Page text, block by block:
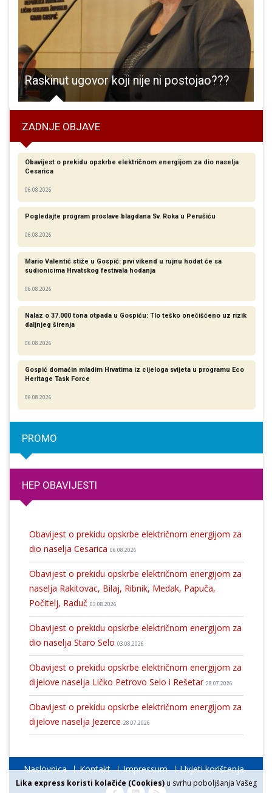
Lika express koristi kolačiće (Cookies)u svrhu poboljšanja Vašeg
Raskinut ugovor koji nije ni postojao???
ZADNJE OBJAVE
Obavijest o prekidu opskrbe električnom energijom za dio naselja
Cesarica
06.08.2026
Pogledajte program proslave blagdana Sv. Roka u Perušiću
06.08.2026
Mario Valentić stiže u Gospić: prvi vikend u rujnu hodat će sa
sudionicima Hrvatskog festivala hodanja
06.08.2026
Nalaz o 37.000 tona otpada u Gospiću: Tlo teško onečišćeno uz rizik
daljnjeg širenja
06.08.2026
Gospić domaćin mladim Hrvatima iz cijeloga svijeta u programu Eco
Heritage Task Force
06.08.2026
PROMO
HEP OBAVIJESTI
Obavijest o prekidu opskrbe električnom energijom za
dio naselja Cesarica 06.08.2026
Obavijest o prekidu opskrbe električnom energijom za
naselja Rakitovac, Bilaj, Ribnik, Medak, Papuča,
Počitelj, Raduč 03.08.2026
Obavijest o prekidu opskrbe električnom energijom za
dio naselja Staro Selo 03.08.2026
Obavijest o prekidu opskrbe električnom energijom za
dijelove naselja Ličko Petrovo Selo i Rešetar 28.07.2026
Obavijest o prekidu opskrbe električnom energijom za
dijelove naselja Jezerce 28.07.2026
Naslovnica Kontakt Impressum Uvjeti korištenja